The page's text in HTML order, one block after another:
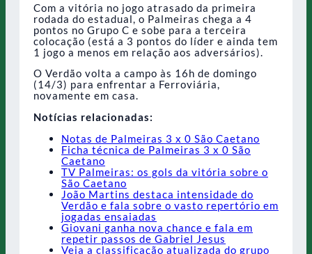
Com a vitória no jogo atrasado da primeira
rodada do estadual, o Palmeiras chega a 4
pontos no Grupo C e sobe para a terceira
colocação (está a 3 pontos do líder e ainda tem
1 jogo a menos em relação aos adversários).
O Verdão volta a campo às 16h de domingo
(14/3) para enfrentar a Ferroviária,
novamente em casa.
Notícias relacionadas:
Notas de Palmeiras 3 x 0 São Caetano
Ficha técnica de Palmeiras 3 x 0 São
Caetano
TV Palmeiras: os gols da vitória sobre o
São Caetano
João Martins destaca intensidade do
Verdão e fala sobre o vasto repertório em
jogadas ensaiadas
Giovani ganha nova chance e fala em
repetir passos de Gabriel Jesus
Veja a classificação atualizada do grupo